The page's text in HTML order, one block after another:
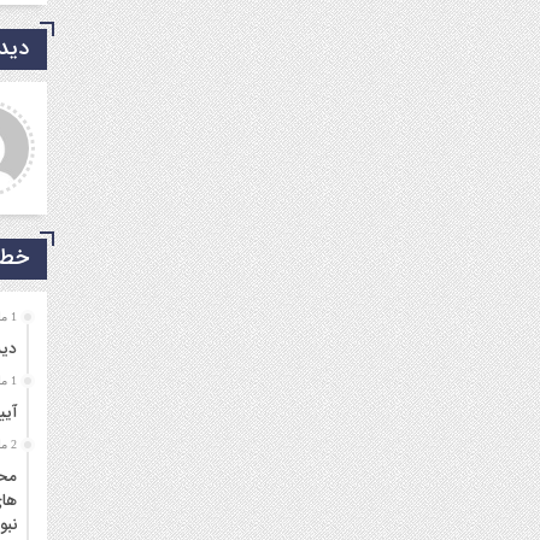
جمالی نسب
موفق باشید و تندرست
شریفی نیا
که جوانانی مثه شما
1 ماه قبل
1 ماه قبل
2 ماه قبل